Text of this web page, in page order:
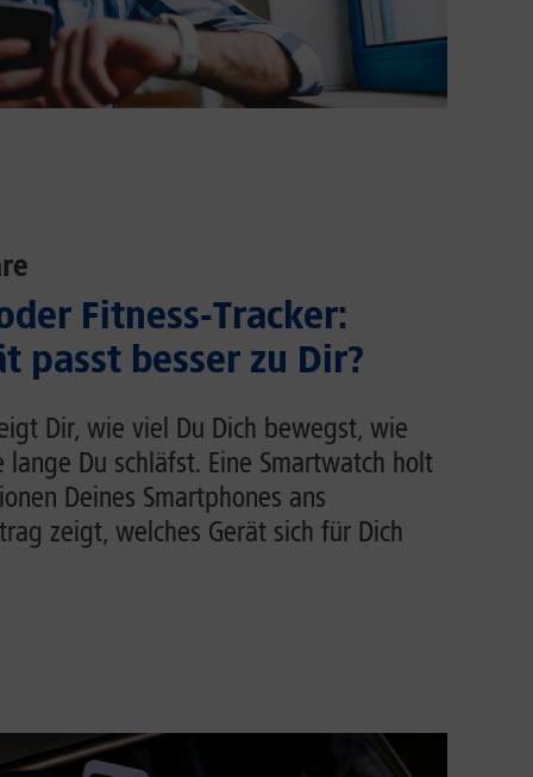
Fitness-Tracker:
passt besser zu Dir?
Dir, wie viel Du Dich bewegst, wie
Du schläfst. Eine Smartwatch holt
Deines Smartphones ans
zeigt, welches Gerät sich für Dich